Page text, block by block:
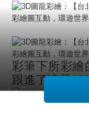
彩筆下所彩繪
跟進了這股